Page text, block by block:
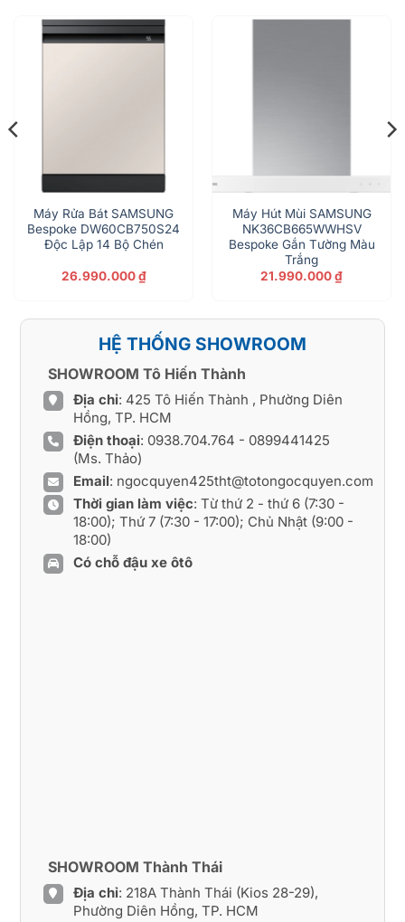
Máy Rửa Bát SAMSUNG
Bespoke DW60CB750S24
Độc Lập 14 Bộ Chén
26.990.000₫
Máy Hút Mùi SAMSUNG
NK36CB665WWHSV
Bespoke Gắn Tường Màu
Trắng
21.990.000₫
HỆ THỐNG SHOWROOM
SHOWROOM Tô Hiến Thành
Địa chỉ: 425 Tô Hiến Thành , Phường Diên
Hồng, TP. HCM
Điện thoại: 0938.704.764 - 0899441425
(Ms. Thảo)
Email: ngocquyen425tht@totongocquyen.com
Thời gian làm việc: Từ thứ 2 - thứ 6 (7:30 -
18:00); Thứ 7 (7:30 - 17:00); Chủ Nhật (9:00 -
18:00)
Có chỗ đậu xe ôtô
SHOWROOM Thành Thái
Địa chỉ: 218A Thành Thái (Kios 28-29),
Phường Diên Hồng, TP. HCM